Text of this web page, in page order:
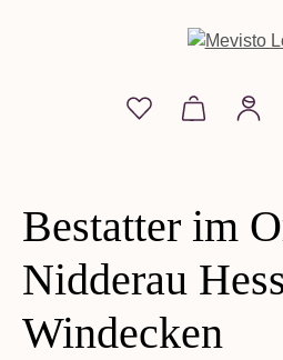
Du hast 0
Bestatter im
Nidderau
Windecken